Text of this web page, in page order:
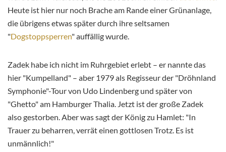
Heute ist hier nur noch Brache am Rande einer Grünanlage,
die übrigens etwas später durch ihre seltsamen
"Dogstoppsperren" auffällig wurde.
Zadek habe ich nicht im Ruhrgebiet erlebt – er nannte das
hier "Kumpelland" – aber 1979 als Regisseur der "Dröhnland
Symphonie"-Tour von Udo Lindenberg und später von
"Ghetto" am Hamburger Thalia. Jetzt ist der große Zadek
also gestorben. Aber was sagt der König zu Hamlet: "In
Trauer zu beharren, verrät einen gottlosen Trotz. Es ist
unmännlich!"